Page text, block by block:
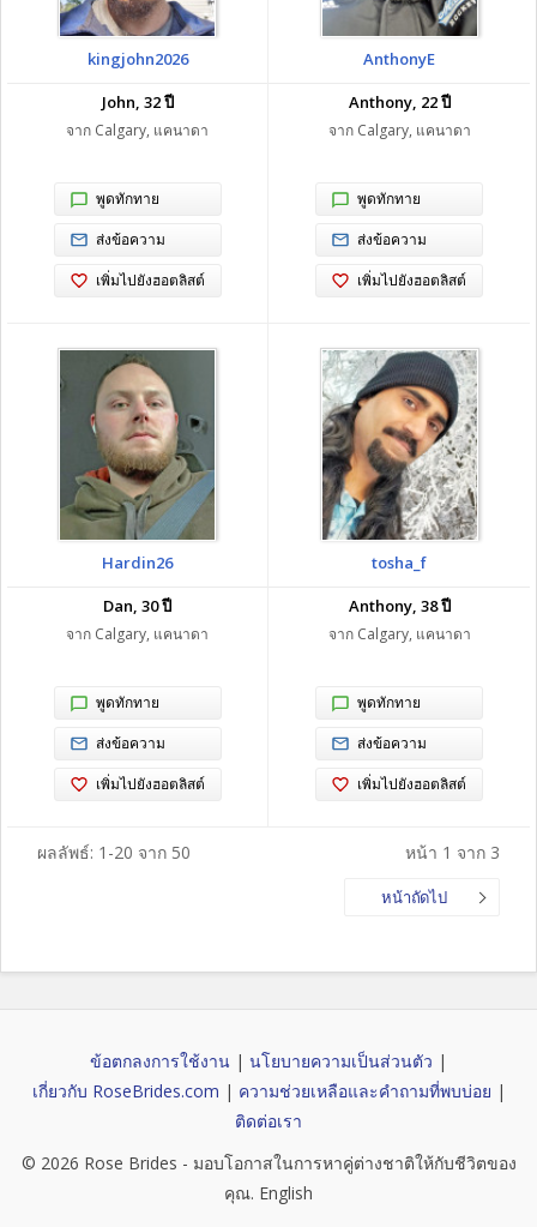
kingjohn2026
John, 32 ปี
จาก Calgary, แคนาดา
พูดทักทาย
ส่งข้อความ
เพิ่มไปยังฮอตลิสต์
AnthonyE
Anthony, 22 ปี
จาก Calgary, แคนาดา
พูดทักทาย
ส่งข้อความ
เพิ่มไปยังฮอตลิสต์
Hardin26
Dan, 30 ปี
จาก Calgary, แคนาดา
พูดทักทาย
ส่งข้อความ
เพิ่มไปยังฮอตลิสต์
tosha_f
Anthony, 38 ปี
จาก Calgary, แคนาดา
พูดทักทาย
ส่งข้อความ
เพิ่มไปยังฮอตลิสต์
หน้า 1 จาก 3
หน้าถัดไป
ผลลัพธ์: 1-20 จาก 50
ข้อตกลงการใช้งาน | นโยบายความเป็นส่วนตัว |
เกี่ยวกับ RoseBrides.com | ความช่วยเหลือและคำถามที่พบบ่อย |
ติดต่อเรา
© 2026 Rose Brides - มอบโอกาสในการหาคู่ต่างชาติให้กับชีวิตของ
คุณ. English